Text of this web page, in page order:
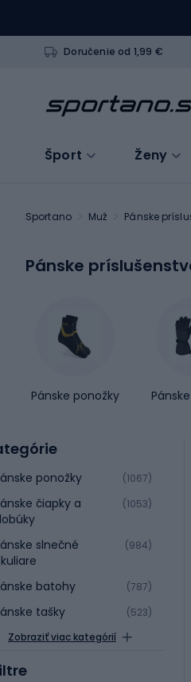
Doručenie od 1,99 €
Šport Ženy
Sportano Muž Pánske
Pánske
Pánske ponožky
ponožky (1067)
čiapky a
(1053)
slnečné
(984)
batohy (787)
tašky
(523)
Zobraziť viac kategórií